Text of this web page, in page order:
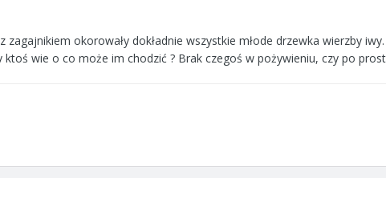
okorowały dokładnie wszystkie młode drzewka wierzby
ktoś wie o co może im chodzić ? Brak czegoś w pożywieniu, czy po